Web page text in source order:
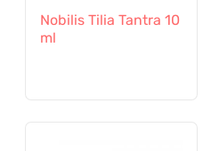
Nobilis Tilia Tantra 10
ml